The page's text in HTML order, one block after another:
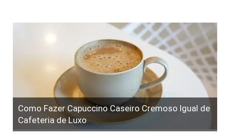
Como Fazer Capuccino Caseiro Cremoso Igual de
Cafeteria de Luxo